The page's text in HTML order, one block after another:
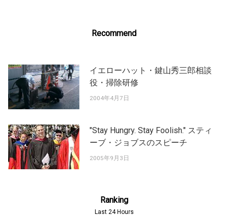
Recommend
イエローハット・鍵山秀三郎相談
役・掃除研修
2004年4月7日
"Stay Hungry. Stay Foolish." スティ
ーブ・ジョブスのスピーチ
2005年9月3日
Ranking
Last 24 Hours